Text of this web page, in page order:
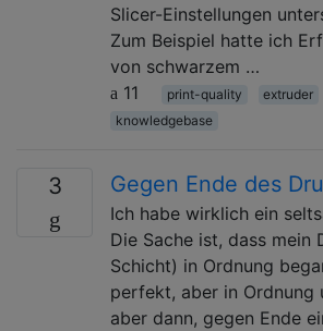
Slicer-Einstellungen
Zum Beispiel hatte ich
von schwarzem …
11
print-quality extruder
knowledgebase
3 Gegen Ende des
Ich habe wirklich ein
Die Sache ist, dass mein
Schicht) in Ordnung
perfekt, aber in Ordnung
aber dann, gegen Ende